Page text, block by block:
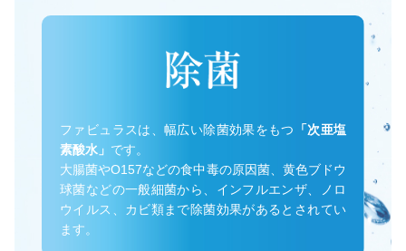
ファビュラスは、幅広い除菌効果をもつ
「次亜塩
素酸水」 です。
大腸菌やO157などの食中毒の原因菌、黄色ブドウ
球菌などの一般細菌から、インフルエンザ、ノロ
ウイルス、カビ類まで除菌効果があるとされてい
ます。